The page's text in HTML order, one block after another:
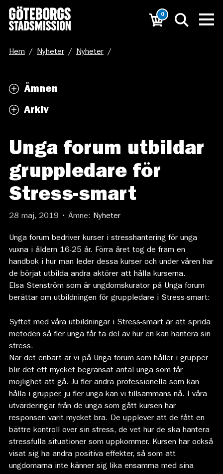
0
Hem / Nyheter / Nyheter /
Ämnen
Arkiv
Unga forum utbildar
gruppledare för
Stress-smart
28 maj, 2019 • Ämne: Nyheter
Unga forum bedriver kurser i stresshantering för unga
vuxna i åldern 16-25 år. Förra året tog de fram en
handbok i hur man leder dessa kurser och under våren har
de börjat utbilda andra aktörer att hålla kurserna.
Elsa Stenström som är ungdomskurator på Unga forum
berättar om utbildningen för gruppledare i Stress-smart:
Syftet med våra utbildningar i Stress-smart är att sprida
metoden så fler unga får ta del av hur en kan hantera sin
stress.
När det enbart är vi på Unga forum som håller i grupper
blir det ett mycket begränsat antal unga som får
möjlighet att gå. Ju fler andra professionella som kan
hålla i grupper, ju fler unga kan vi tillsammans nå. I våra
utvärderingar från de unga som gått kursen har
responsen varit mycket bra. De upplever att de fått en
bättre kontroll över sin stress, de vet hur de ska hantera
stressfulla situationer som uppkommer. Kursen har också
visat sig ha andra positiva effekter, så som att
ungdomarna inte känner sig lika ensamma med sina